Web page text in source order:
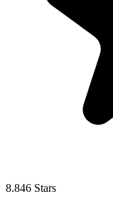
8.846 Stars